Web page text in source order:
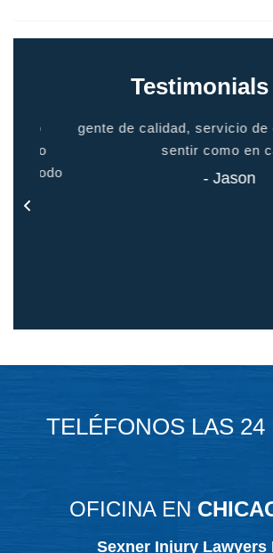
Testimonials
gente de calidad, servicio de
sentir como en casa
- Jason
TELÉFONOS LAS 24
OFICINA EN
Sexner Injury Lawyers